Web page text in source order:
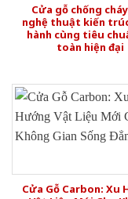
Cửa gỗ chống
nghệ thuật kiến
hành cùng tiêu
toàn hiện đại
Cửa Gỗ Carbon: Xu